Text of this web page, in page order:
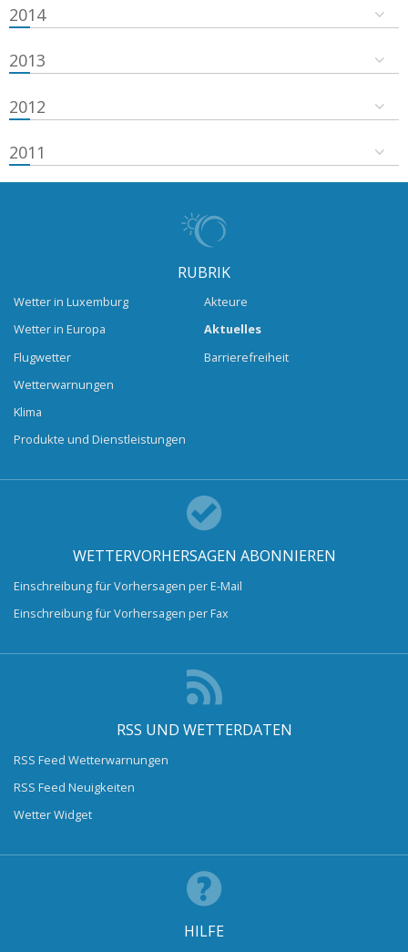
2014
2013
2012
2011
RUBRIK
Wetter in Luxemburg
Wetter in Europa
Flugwetter
Wetterwarnungen
Klima
Produkte und Dienstleistungen
Akteure
Aktuelles
Barrierefreiheit
WETTERVORHERSAGEN ABONNIEREN
Einschreibung für Vorhersagen per E-Mail
Einschreibung für Vorhersagen per Fax
RSS UND WETTERDATEN
RSS Feed Wetterwarnungen
RSS Feed Neuigkeiten
Wetter Widget
HILFE